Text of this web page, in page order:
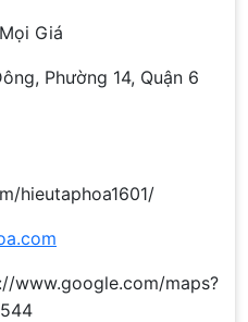
Giá
Phường 14, Quận 6
hieutaphoa1601/
maps?